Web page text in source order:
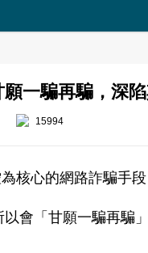
一騙再騙，深陷
15994
為核心的網路詐騙手
會「甘願一騙再騙